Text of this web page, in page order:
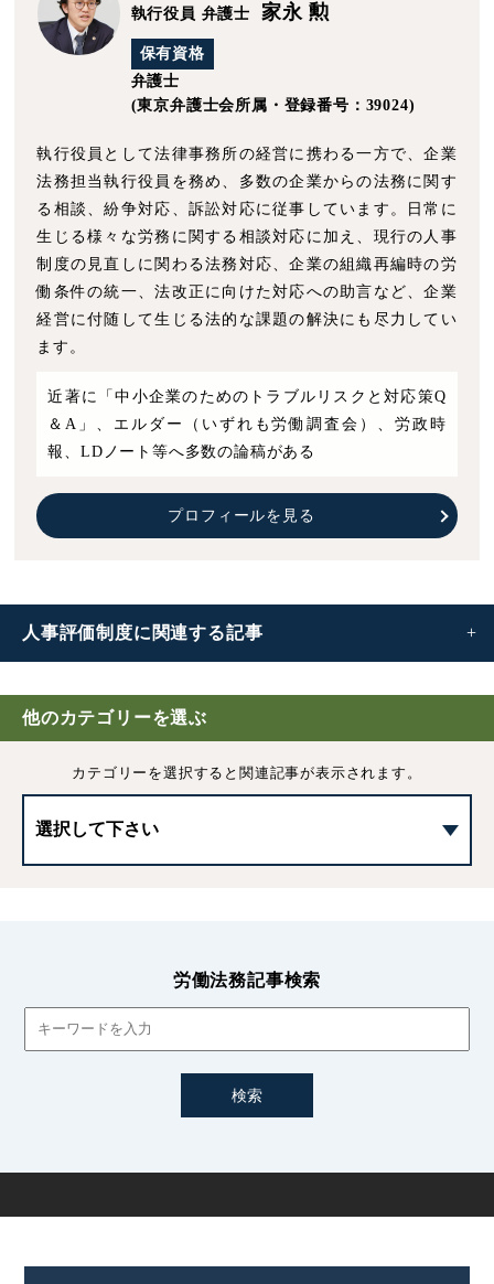
人事評価制度に 関連する記事
人事評価制度とは｜目的・種類・評価方法などを詳しく解
説
人事評価制度の導入手順｜注意点、運用を成功させるポイ
ントなど
職務等級制度とは｜職能資格制度との違いやメリット・デ
他のカテゴリーを選ぶ
カテゴリーを選択すると 関連記事が表示されます。
執行役員 弁護士
家永 勲
保有資格
弁護士
(東京弁護士会所属・登録番号：39024)
執行役員として法律事務所の経営に携わる一方で、企業
法務担当執行役員を務め、多数の企業からの法務に関す
る相談、紛争対応、訴訟対応に従事しています。日常に
生じる様々な労務に関する相談対応に加え、現行の人事
制度の見直しに関わる法務対応、企業の組織再編時の労
働条件の統一、法改正に向けた対応への助言など、企業
経営に付随して生じる法的な課題の解決にも尽力してい
ます。
近著に「中小企業のためのトラブルリスクと対応策Q
＆A」、エルダー（いずれも労働調査会）、労政時
報、LDノート等へ多数の論稿がある
プロフィールを見る
労働法務記事検索